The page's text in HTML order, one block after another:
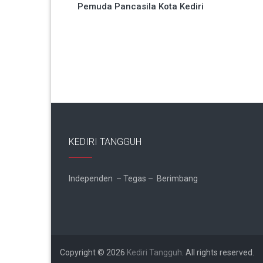
Pemuda Pancasila Kota Kediri
KEDIRI TANGGUH
Independen – Tegas – Berimbang
Copyright © 2026 Kediri Tangguh . All rights reserved.